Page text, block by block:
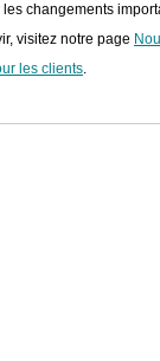
changements
visitez notre page
les clients.